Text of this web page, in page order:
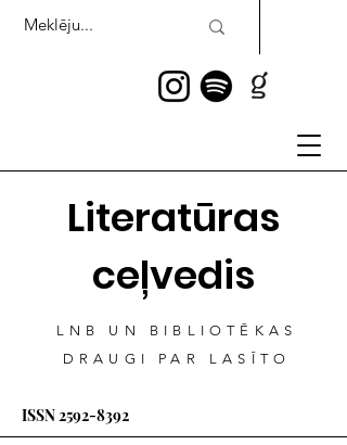
Literatūras
ceļvedis
LNB UN BIBLIOTĒKAS
DRAUGI PAR LASĪTO
ISSN2592-8392